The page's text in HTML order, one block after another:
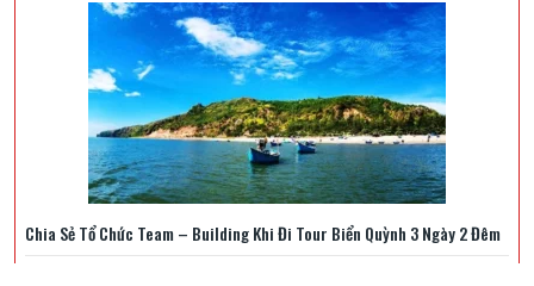
Chia Sẻ Tổ Chức Team – Building Khi Đi Tour Biển Quỳnh 3 Ngày 2 Đêm